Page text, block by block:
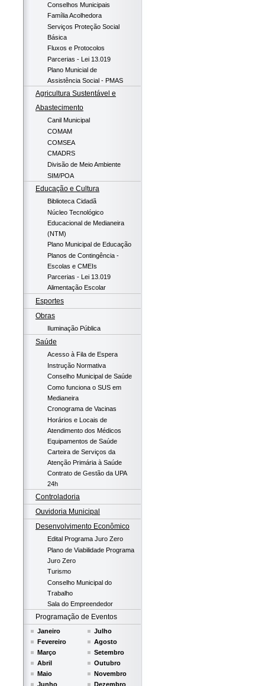
Conselhos Municipais
Família Acolhedora
Serviços Proteção Social
Básica
Fluxos e Protocolos
Parcerias - Lei 13.019
Plano Municial de
Assistência Social - PMAS
Agricultura Sustentável e
Abastecimento
Canil Municipal
COMAM
COMSEA
CMADRS
Divisão de Meio Ambiente
SIM/POA
Educação e Cultura
Biblioteca Cidadã
Núcleo Tecnológico
Educacional de Medianeira
(NTM)
Plano Municipal de Educação
Planos de Contingência -
Escolas e CMEIs
Parcerias - Lei 13.019
Alimentação Escolar
Esportes
Obras
Iluminação Pública
Saúde
Acesso à Fila de Espera
Instrução Normativa
Conselho Municipal de Saúde
Como funciona o SUS em
Medianeira
Cronograma de Vacinas
Horários e Locais de
Atendimento dos Médicos
Equipamentos de Saúde
Carteira de Serviços da
Atenção Primária à Saúde
Contrato de Gestão da UPA
24h
Controladoria
Ouvidoria Municipal
Desenvolvimento Econômico
Edital Programa Juro Zero
Plano de Viabilidade Programa
Juro Zero
Turismo
Conselho Municipal do
Trabalho
Sala do Empreendedor
Programação de Eventos
Janeiro
Fevereiro
Março
Abril
Maio
Junho
Julho
Agosto
Setembro
Outubro
Novembro
Dezembro